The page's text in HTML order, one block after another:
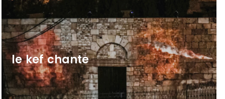
le kef chante